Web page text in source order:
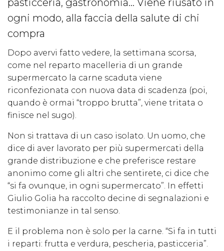
pasticceria, gastronomia... Viene riusato in
ogni modo, alla faccia della salute di chi
compra
Dopo avervi fatto vedere, la settimana scorsa,
come nel reparto macelleria di un grande
supermercato la carne scaduta viene
riconfezionata con nuova data di scadenza (poi,
quando è ormai “troppo brutta”, viene tritata o
finisce nel sugo).
Non si trattava di un caso isolato. Un uomo, che
dice di aver lavorato per più supermercati della
grande distribuzione e che preferisce restare
anonimo come gli altri che sentirete, ci dice che
“si fa ovunque, in ogni supermercato”. In effetti
Giulio Golia ha raccolto decine di segnalazioni e
testimonianze in tal senso.
E il problema non è solo per la carne. “Si fa in tutti
i reparti: frutta e verdura, pescheria, pasticceria”.